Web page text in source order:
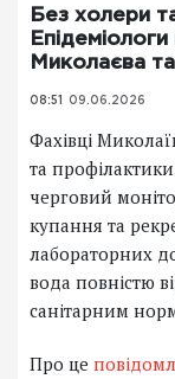
Без холери
Миколаєва
08:51 09.06.2026
Фахівці
та
черговий
купання та
лабораторних
вода повністю
санітарним
Про це